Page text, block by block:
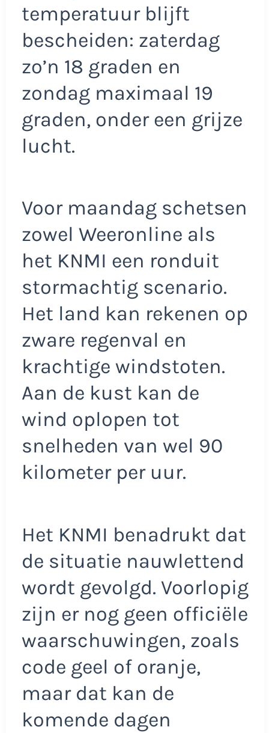
temperatuur blijft
bescheiden: zaterdag
zo’n 18 graden en
zondag maximaal 19
graden, onder een grijze
lucht.
Voor maandag schetsen
zowel Weeronline als
het KNMI een ronduit
stormachtig scenario.
Het land kan rekenen op
zware regenval en
krachtige windstoten.
Aan de kust kan de
wind oplopen tot
snelheden van wel 90
kilometer per uur.
Het KNMI benadrukt dat
de situatie nauwlettend
wordt gevolgd. Voorlopig
zijn er nog geen officiële
waarschuwingen, zoals
code geel of oranje,
maar dat kan de
komende dagen